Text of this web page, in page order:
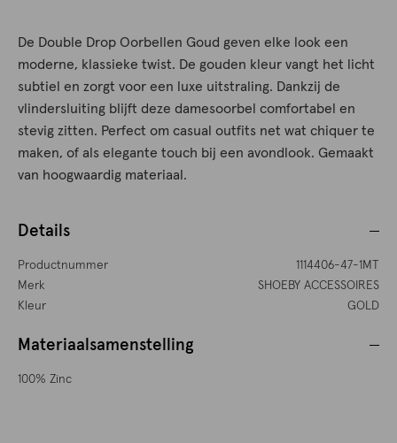
De Double Drop Oorbellen Goud geven elke look een
moderne, klassieke twist. De gouden kleur vangt het licht
subtiel en zorgt voor een luxe uitstraling. Dankzij de
vlindersluiting blijft deze damesoorbel comfortabel en
stevig zitten. Perfect om casual outfits net wat chiquer te
maken, of als elegante touch bij een avondlook. Gemaakt
van hoogwaardig materiaal.
Details
Productnummer
1114406-47-1MT
Merk
SHOEBY ACCESSOIRES
Kleur
GOLD
Materiaalsamenstelling
100% Zinc